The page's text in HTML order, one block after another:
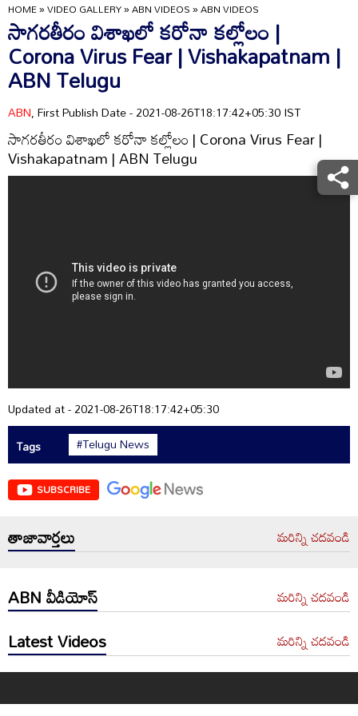
HOME»VIDEO GALLERY»ABN VIDEOS»ABN VIDEOS
సాగరతీరం విశాఖలో కరోనా కల్లోలం |
Corona Virus Fear | Vishakapatnam |
ABN Telugu
ABN, First Publish Date - 2021-08-26T18:17:42+05:30 IST
సాగరతీరం విశాఖలో కరోనా కల్లోలం | Corona Virus Fear |
Vishakapatnam | ABN Telugu
Updated at - 2021-08-26T18:17:42+05:30
Tags
#Telugu News
SUBSCRIBE
తాజావార్తలు మరిన్ని చదవండి
ABN వీడియోస్ మరిన్ని చదవండి
Latest Videos మరిన్ని చదవండి